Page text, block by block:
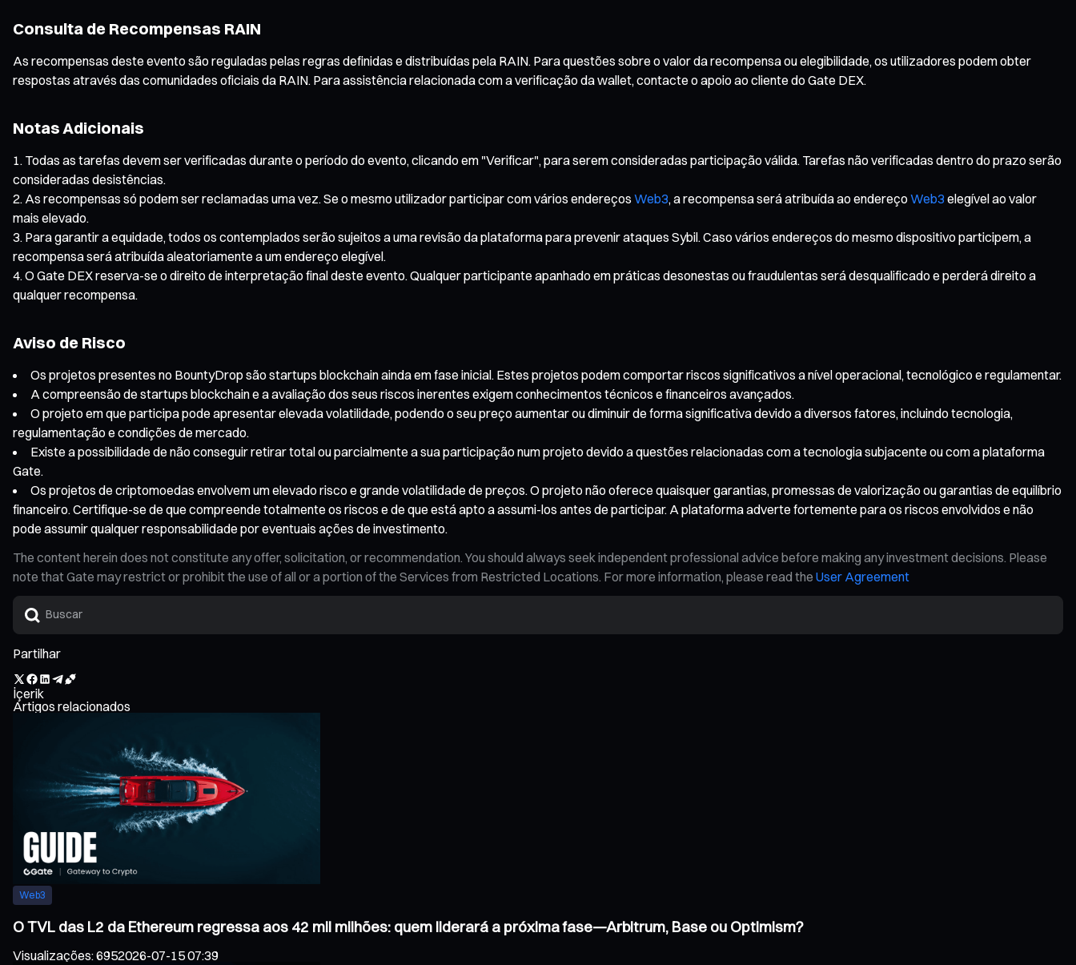
Consulta de Recompensas RAIN
As recompensas deste evento são reguladas pelas regras definidas e distribuídas pela RAIN. Para questões sobre o valor da recompensa ou elegibilidade, os utilizadores podem obter
respostas através das comunidades oficiais da RAIN. Para assistência relacionada com a verificação da wallet, contacte o apoio ao cliente do Gate DEX.
Notas Adicionais
Todas as tarefas devem ser verificadas durante o período do evento, clicando em "Verificar", para serem consideradas participação válida. Tarefas não verificadas dentro do prazo serão
consideradas desistências.
As recompensas só podem ser reclamadas uma vez. Se o mesmo utilizador participar com vários endereços Web3, a recompensa será atribuída ao endereçoWeb3 elegível ao valor
mais elevado.
Para garantir a equidade, todos os contemplados serão sujeitos a uma revisão da plataforma para prevenir ataques Sybil. Caso vários endereços do mesmo dispositivo participem, a
recompensa será atribuída aleatoriamente a um endereço elegível.
O Gate DEX reserva-se o direito de interpretação final deste evento. Qualquer participante apanhado em práticas desonestas ou fraudulentas será desqualificado e perderá direito a
qualquer recompensa.
Aviso de Risco
Os projetos presentes no BountyDrop são startups blockchain ainda em fase inicial. Estes projetos podem comportar riscos significativos a nível operacional, tecnológico e regulamentar.
A compreensão de startups blockchain e a avaliação dos seus riscos inerentes exigem conhecimentos técnicos e financeiros avançados.
O projeto em que participa pode apresentar elevada volatilidade, podendo o seu preço aumentar ou diminuir de forma significativa devido a diversos fatores, incluindo tecnologia,
regulamentação e condições de mercado.
Existe a possibilidade de não conseguir retirar total ou parcialmente a sua participação num projeto devido a questões relacionadas com a tecnologia subjacente ou com a plataforma
Gate.
Os projetos de criptomoedas envolvem um elevado risco e grande volatilidade de preços. O projeto não oferece quaisquer garantias, promessas de valorização ou garantias de equilíbrio
financeiro. Certifique-se de que compreende totalmente os riscos e de que está apto a assumi-los antes de participar. A plataforma adverte fortemente para os riscos envolvidos e não
pode assumir qualquer responsabilidade por eventuais ações de investimento.
The content herein does not constitute any offer, solicitation, or recommendation. You should always seek independent professional advice before making any investment decisions. Please
note that Gate may restrict or prohibit the use of all or a portion of the Services from Restricted Locations. For more information, please read the User Agreement
Partilhar
İçerik
Artigos relacionados
Web3
O TVL das L2 da Ethereum regressa aos 42 mil milhões: quem liderará a próxima fase—Arbitrum, Base ou Optimism?
Visualizações:6952026-07-15 07:39